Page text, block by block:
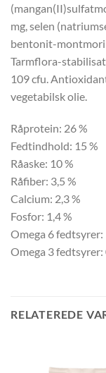
mg, selen
bentonit-
Tarmflora-
109 cfu.
vegetabilsk olie.
Råprotein: 26 %
Fedtindhold: 15 %
Råaske: 10 %
Råfiber: 3,5 %
Calcium: 2,3 %
Fosfor: 1,4 %
Omega 6 fedtsyrer:
Omega 3 fedtsyrer:
RELATEREDE